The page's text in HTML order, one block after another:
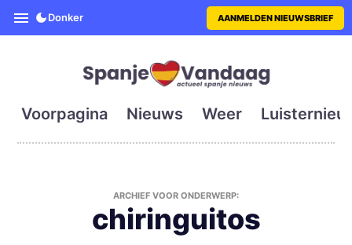
SpanjeVandaag is de eerste
Donker AANMELDEN NIEUWSBRIEF
Voorpagina Nieuws Weer
ARCHIEF VOOR ONDERWERP:
chiringuitos